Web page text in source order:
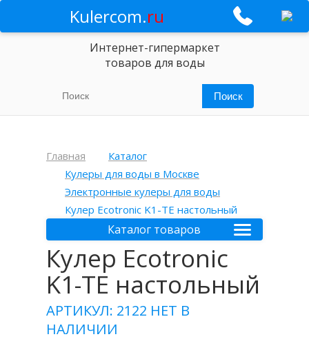
Kulercom.ru
Интернет-гипермаркет
товаров для воды
Главная
Каталог
Кулеры для воды в Москве
Электронные кулеры для воды
Кулер Ecotronic K1-TE настольный
Каталог товаров
Кулер Ecotronic
K1-TE настольный
АРТИКУЛ: 2122 НЕТ В
НАЛИЧИИ